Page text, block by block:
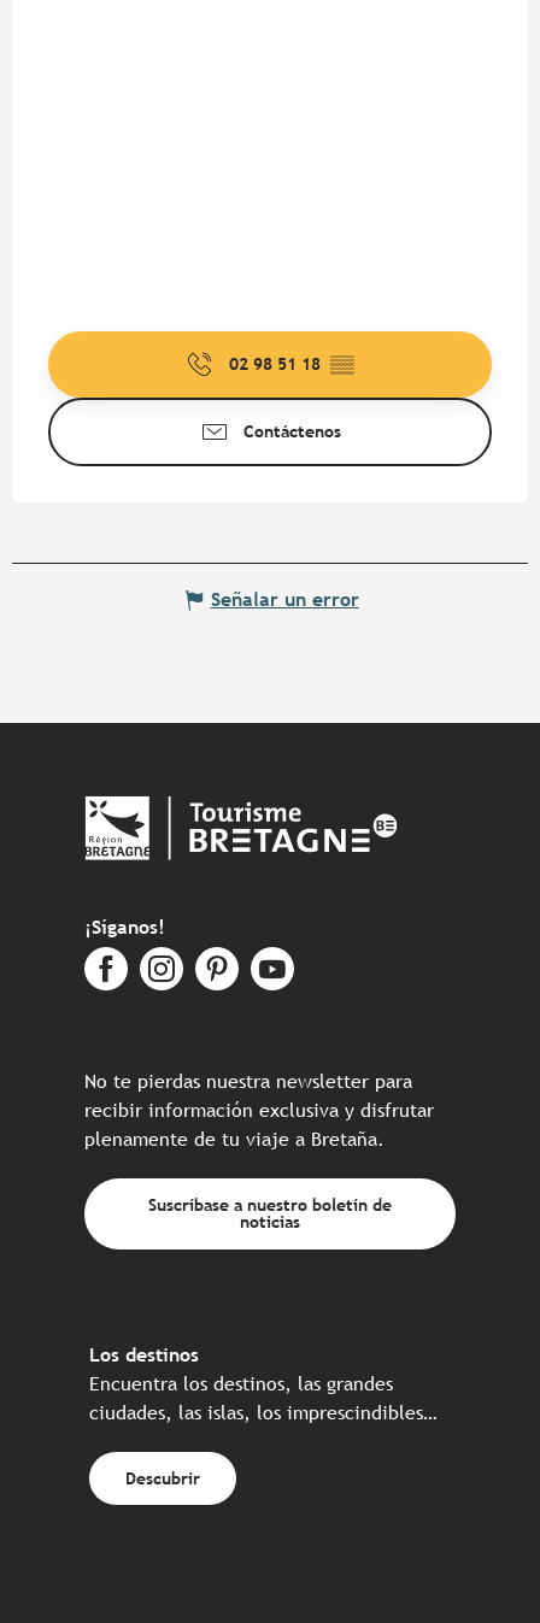
02 98 51 18 ▒▒
Contáctenos
Señalar un error
¡Síganos!
No te pierdas nuestra newsletter para
recibir información exclusiva y disfrutar
plenamente de tu viaje a Bretaña.
Suscríbase a nuestro boletín de
noticias
Los destinos
Encuentra los destinos, las grandes
ciudades, las islas, los imprescindibles…
Descubrir